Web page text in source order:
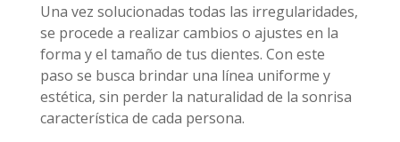
Una vez solucionadas todas las irregularidades,
se procede a realizar cambios o ajustes en la
forma y el tamaño de tus dientes. Con este
paso se busca brindar una línea uniforme y
estética, sin perder la naturalidad de la sonrisa
característica de cada persona.